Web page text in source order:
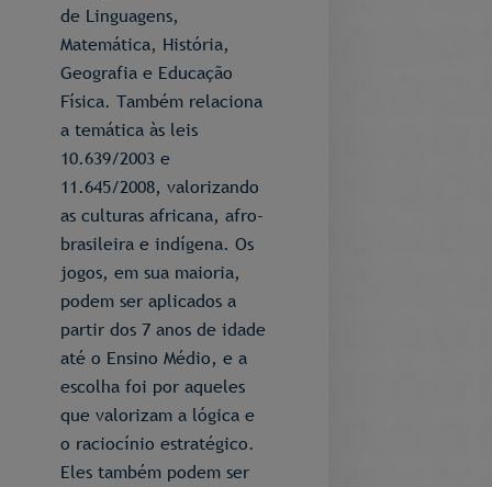
de Linguagens,
Matemática, História,
Geografia e Educação
Física. Também relaciona
a temática às leis
10.639/2003 e
11.645/2008, valorizando
as culturas africana, afro-
brasileira e indígena. Os
jogos, em sua maioria,
podem ser aplicados a
partir dos 7 anos de idade
até o Ensino Médio, e a
escolha foi por aqueles
que valorizam a lógica e
o raciocínio estratégico.
Eles também podem ser